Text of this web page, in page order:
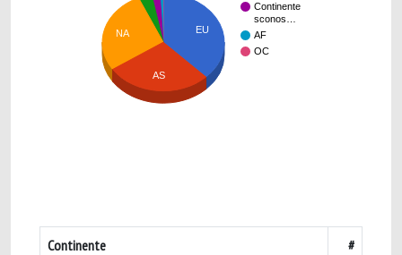
Continente
sconos…
AF
OC
EU
NA
AS
Continente #